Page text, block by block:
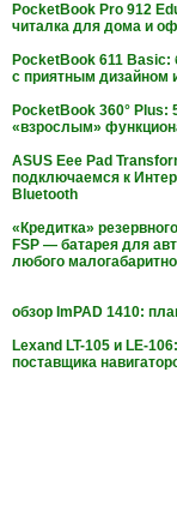
PocketBook Pro 912
читалка для дома и
PocketBook 611
с приятным дизайном
PocketBook 360°
«взрослым»
ASUS Eee Pad
подключаемся к
Bluetooth
«Кредитка»
FSP — батарея для
любого
обзор ImPAD 1410:
Lexand LT-105 и LE-
поставщика